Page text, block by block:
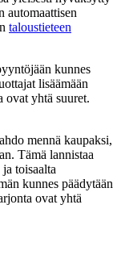
automaattisen
taloustieteen
kunnes
lisäämään
ovat yhtä suuret.
mennä kaupaksi,
Tämä lannistaa
toisaalta
kunnes päädytään
ovat yhtä